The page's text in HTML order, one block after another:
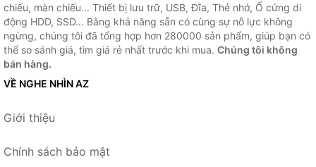
chiếu, màn chiếu... Thiết bị lưu trữ, USB, Đĩa, Thẻ nhớ, Ổ cứng di
động HDD, SSD... Bằng khả năng sẵn có cùng sự nỗ lực không
ngừng, chúng tôi đã tổng hợp hơn 280000 sản phẩm, giúp bạn có
thể so sánh giá, tìm giá rẻ nhất trước khi mua. Chúng tôi không
bán hàng.
VỀ NGHE NHÌN AZ
Giới thiệu
Chính sách bảo mật